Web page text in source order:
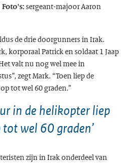
Foto's:sergeant-majoor Aaron
de driedoorgunnersin Irak.
korporaal Patrick en soldaat 1 Jaap
valt nu nog wel mee in
zegt Mark. “Toen liep de
tot wel 60 graden.”
in de helikopter liep
wel 60 graden’
zijn in Irak onderdeel van